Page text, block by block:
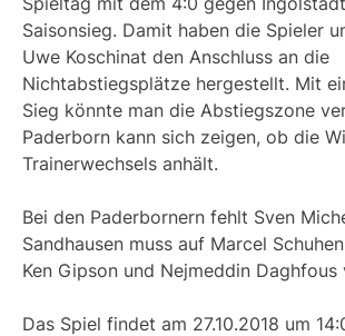
Saisonsieg. Damit haben die Spieler
Uwe Koschinat den Anschluss an die
Nichtabstiegsplätze hergestellt. Mit
Sieg könnte man die Abstiegszone
Paderborn kann sich zeigen, ob die
Trainerwechsels anhält.
Bei den Paderbornern fehlt Sven
Sandhausen muss auf Marcel
Ken Gipson und Nejmeddin Daghfous
Das Spiel findet am 27.10.2018 um